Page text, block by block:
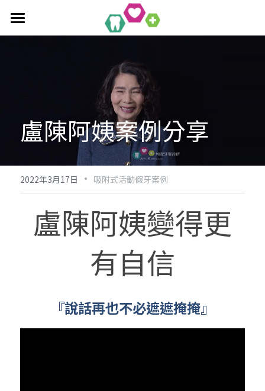
首頁
單科/多顆植牙療程
All-On-4/6一日全口重建
覆蓋性義齒
數位導引植牙
吸附式活動假牙
吸附式假牙作品集
植牙相關作品集
醫療新知
聯絡均潔
盧陳阿姨案例分享
2022年3月17日 · 吸附式活動假牙案例
盧陳阿姨變得更
有自信
『說話再也不必遮遮掩掩』